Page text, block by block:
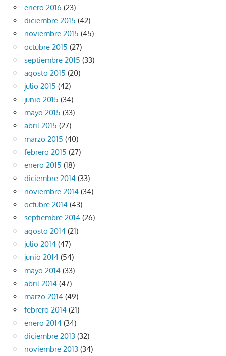
enero 2016 (23)
diciembre 2015 (42)
noviembre 2015 (45)
octubre 2015 (27)
septiembre 2015 (33)
agosto 2015 (20)
julio 2015 (42)
junio 2015 (34)
mayo 2015 (33)
abril 2015 (27)
marzo 2015 (40)
febrero 2015 (27)
enero 2015 (18)
diciembre 2014 (33)
noviembre 2014 (34)
octubre 2014 (43)
septiembre 2014 (26)
agosto 2014 (21)
julio 2014 (47)
junio 2014 (54)
mayo 2014 (33)
abril 2014 (47)
marzo 2014 (49)
febrero 2014 (21)
enero 2014 (34)
diciembre 2013 (32)
noviembre 2013 (34)